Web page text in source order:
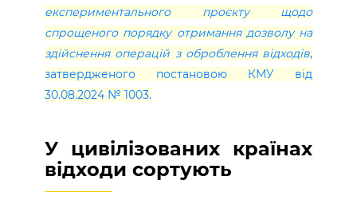
експериментального проєкту щодо
спрощеного порядку отримання дозволу на
здійснення операцій з оброблення відходів,
затвердженого постановою КМУ від
30.08.2024 № 1003.
У цивілізованих країнах
відходи сортують